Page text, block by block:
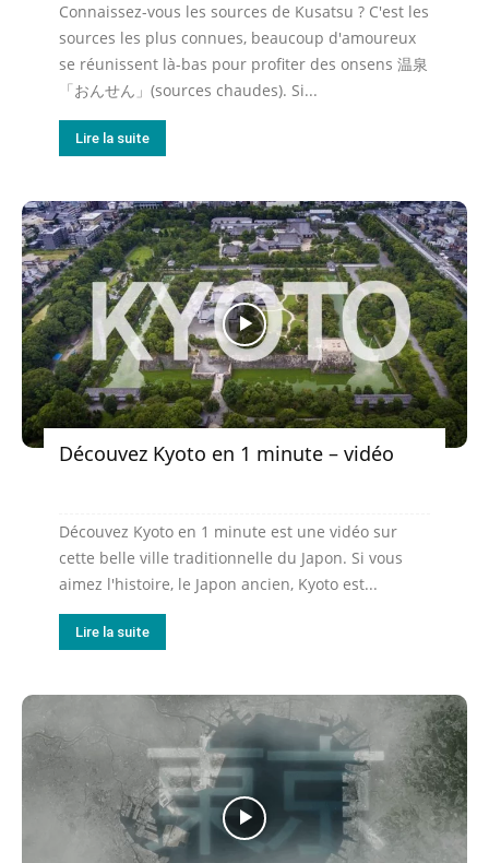
Connaissez-vous les sources de Kusatsu ? C'est les
sources les plus connues, beaucoup d'amoureux
se réunissent là-bas pour profiter des onsens 温泉
「おんせん」(sources chaudes). Si...
Lire la suite
Découvez Kyoto en 1 minute – vidéo
Découvez Kyoto en 1 minute est une vidéo sur
cette belle ville traditionnelle du Japon. Si vous
aimez l'histoire, le Japon ancien, Kyoto est...
Lire la suite